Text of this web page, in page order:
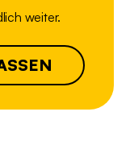
weiter.